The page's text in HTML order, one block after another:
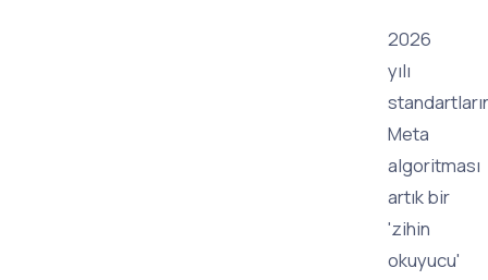
2026
yılı
Meta
algoritması
artık bir
'zihin
okuyucu'